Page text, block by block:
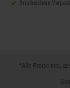
Bruchsichere
*Alle Preise inkl.